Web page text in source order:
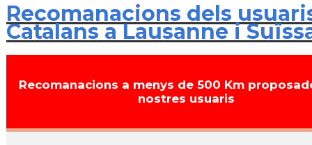
Recomanacions dels
Catalans a Lausanne i
Recomanacions a menys de 500 Km
nostres usuaris